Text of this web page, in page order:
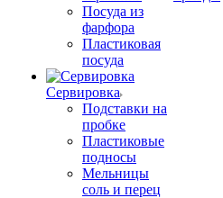
Посуда из
фарфора
Пластиковая
посуда
Сервировка
Подставки на
пробке
Пластиковые
подносы
Мельницы
соль и перец